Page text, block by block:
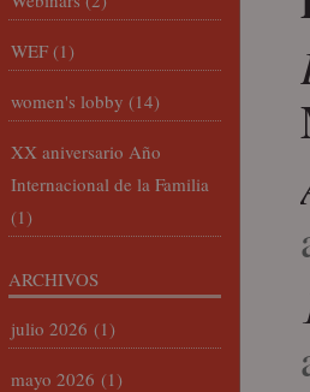
WEF (1)
women's lobby (14)
XX aniversario Año
Internacional de la Familia
(1)
ARCHIVOS
julio 2026 (1)
mayo 2026 (1)